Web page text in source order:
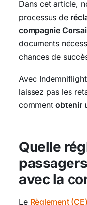
Dans cet article,
processus de
compagnie
documents
chances de
Avec
laissez pas les
comment obtenir
Quelle
avec la
Le Règlement